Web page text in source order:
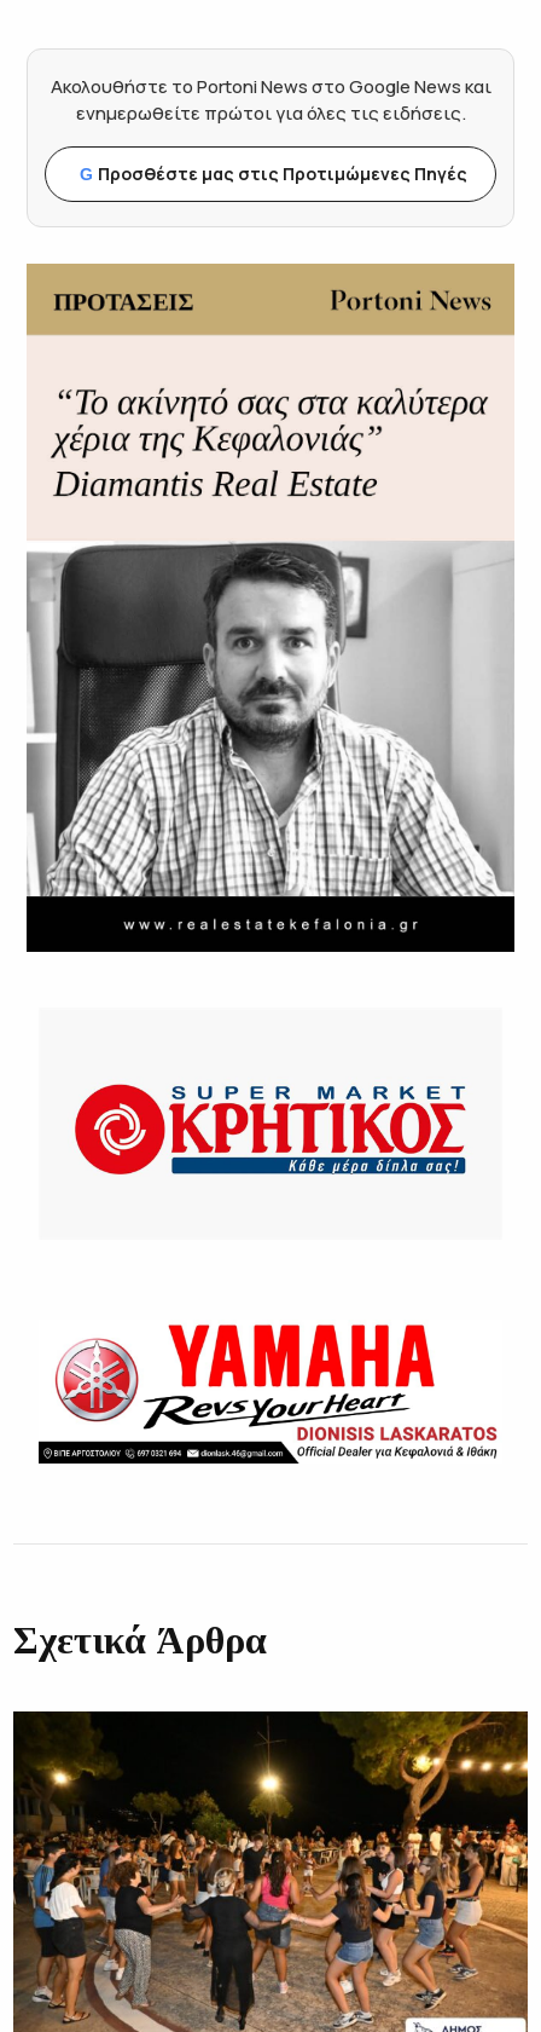
Ακολουθήστε το Portoni News στο Google News και
ενημερωθείτε πρώτοι για όλες τις ειδήσεις.
G Προσθέστε μας στις Προτιμώμενες Πηγές
Σχετικά Άρθρα